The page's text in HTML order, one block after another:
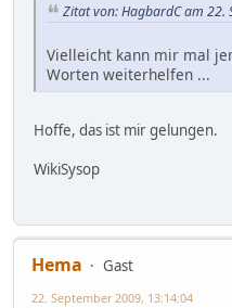
Zitat von: HagbardC am 22.
Vielleicht kann mir mal
Worten weiterhelfen ...
Hoffe, das ist mir gelungen.
WikiSysop
Hema
Gast
22. September 2009, 13:14:04